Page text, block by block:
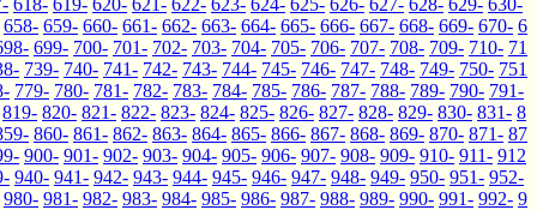
658- 659- 660- 661- 662- 663- 664- 665- 666- 667- 668- 669- 670- 6
699- 700- 701- 702- 703- 704- 705- 706- 707- 708- 709- 710- 71
739- 740- 741- 742- 743- 744- 745- 746- 747- 748- 749- 750- 751
779- 780- 781- 782- 783- 784- 785- 786- 787- 788- 789- 790- 791-
819- 820- 821- 822- 823- 824- 825- 826- 827- 828- 829- 830- 831- 8
860- 861- 862- 863- 864- 865- 866- 867- 868- 869- 870- 871- 87
900- 901- 902- 903- 904- 905- 906- 907- 908- 909- 910- 911- 912
940- 941- 942- 943- 944- 945- 946- 947- 948- 949- 950- 951- 952-
980- 981- 982- 983- 984- 985- 986- 987- 988- 989- 990- 991- 992- 9